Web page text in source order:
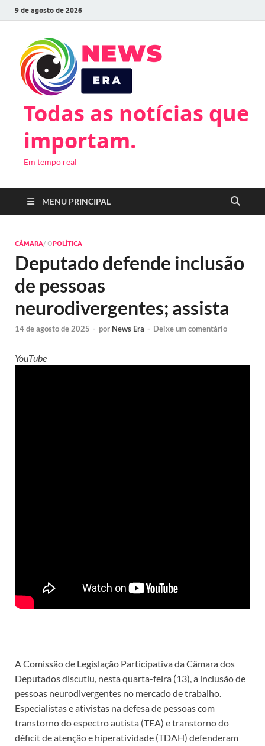
9 de agosto de 2026
Todas as notícias que
importam.
Em tempo real
MENU PRINCIPAL
CÂMARA/ OPOLÍTICA
Deputado defende inclusão
de pessoas
neurodivergentes; assista
14 de agosto de 2025 - por News Era - Deixe um comentário
YouTube
AComissão de Legislação Participativada Câmara dos
Deputados discutiu, nesta quarta-feira (13), a inclusão de
pessoas neurodivergentes no mercado de trabalho.
Especialistas e ativistas na defesa de pessoas com
transtorno do espectro autista (TEA) e transtorno do
déficit de atenção e hiperatividade (TDAH) defenderam